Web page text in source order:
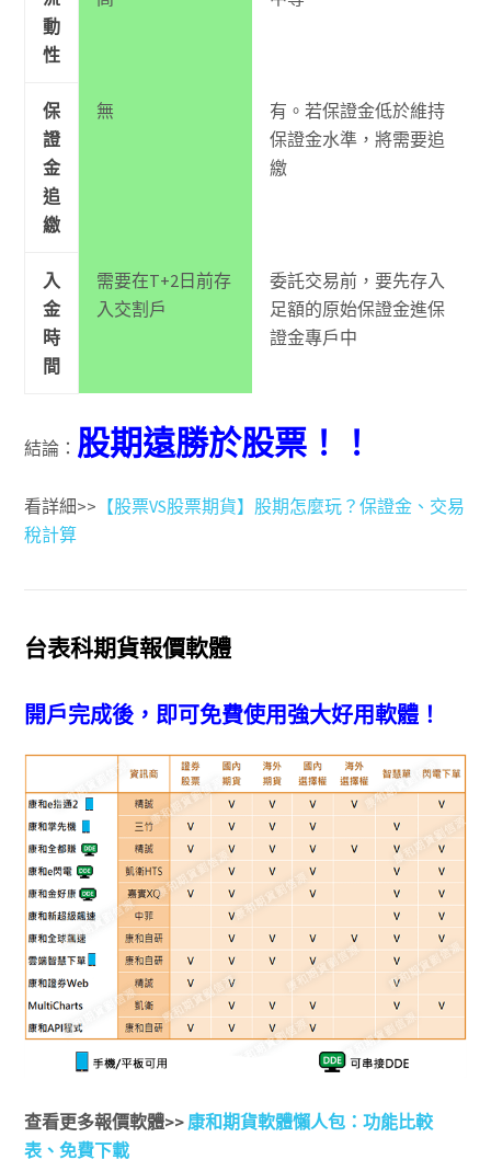
動
性
保
證
金
追
繳
無
有。若保證金低於維持
保證金水準，將需要追
繳
入
金
時
間
需要在T+2日前存
入交割戶
委託交易前，要先存入
足額的原始保證金進保
證金專戶中
結論： 股期遠勝於股票！！
看詳細>> 【股票VS股票期貨】股期怎麼玩？保證金、交易
稅計算
台表科期貨報價軟體
開戶完成後，即可免費使用強大好用軟體！
查看更多報價軟體>> 康和期貨軟體懶人包：功能比較
表、免費下載